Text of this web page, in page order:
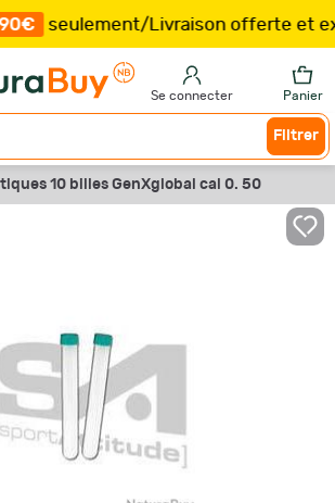
seulement/Livraison offerte et
Se connecter Panier
Filtrer
10 billes GenXglobal cal 0. 50